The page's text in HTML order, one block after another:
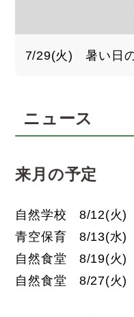
7/29(火) 暑い日
ニュース
来月の予定
自然学校 8/12(火)
青空保育 8/13(水)
自然食堂 8/19(火
自然食堂 8/27(火)